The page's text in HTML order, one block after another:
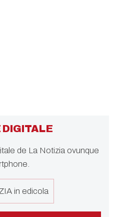
DIGITALE
de La Notizia ovunque